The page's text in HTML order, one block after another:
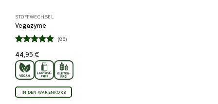
STOFFWECHSEL
Vegazyme
Bewertet
mit4.86
von 5
(86)
44,95€
IN DEN WARENKORB